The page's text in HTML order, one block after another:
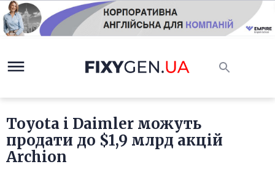
Toyota і Daimler можуть
продати до $1,9 млрд акцій
Archion